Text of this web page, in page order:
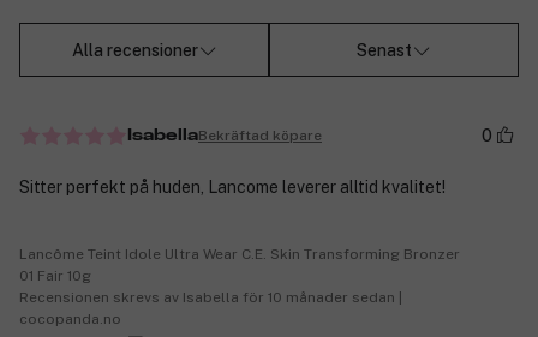
Alla recensioner Senast
IsabellaBekräftad köpare 0
Sitter perfekt på huden, Lancome leverer alltid kvalitet!
Lancôme Teint Idole Ultra Wear C.E. Skin Transforming Bronzer
01 Fair 10g
Recensionen skrevs av Isabella för 10 månader sedan |
cocopanda.no